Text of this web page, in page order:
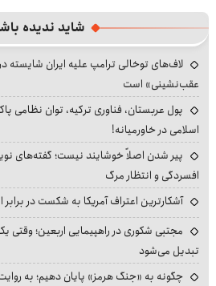
شاید ندیده
لاف‌های توخالی ترامپ علیه ایران شایسته
عقب‌نشینی» است
پول عربستان، فناوری ترکیه، توان نظامی
اسلامی در خاورمیانه!
پیر شدن اصلاً خوشایند نیست؛ گفته‌های
افسردگی و انتظار مرگ
آشکارترین اعتراف آمریکا به شکست در برابر
مجتبی شکوری در راهپیمایی اربعین؛ وقتی
تبدیل می‌شود
چگونه به «جنگ هرمز» پایان دهیم؛ به